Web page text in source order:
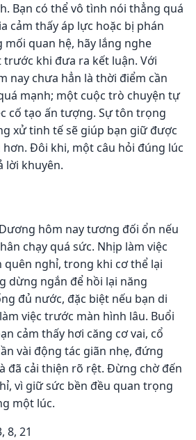
Bạn có thể vô tình nói thẳng quá
cảm thấy áp lực hoặc bị phán
quan hệ, hãy lắng nghe
khi đưa ra kết luận. Với
nay chưa hẳn là thời điểm cần
mạnh; một cuộc trò chuyện tự
cố tạo ấn tượng. Sự tôn trọng
xử tinh tế sẽ giúp bạn giữ được
Đôi khi, một câu hỏi đúng lúc
lời khuyên.
hôm nay tương đối ổn nếu
chạy quá sức. Nhịp làm việc
quên nghỉ, trong khi cơ thể lại
dừng ngắn để hồi lại năng
đủ nước, đặc biệt nếu bạn di
việc trước màn hình lâu. Buổi
cảm thấy hơi căng cơ vai, cổ
vài động tác giãn nhẹ, đứng
đã cải thiện rõ rệt. Đừng chờ đến
vì giữ sức bền đều quan trọng
một lúc.
8, 21